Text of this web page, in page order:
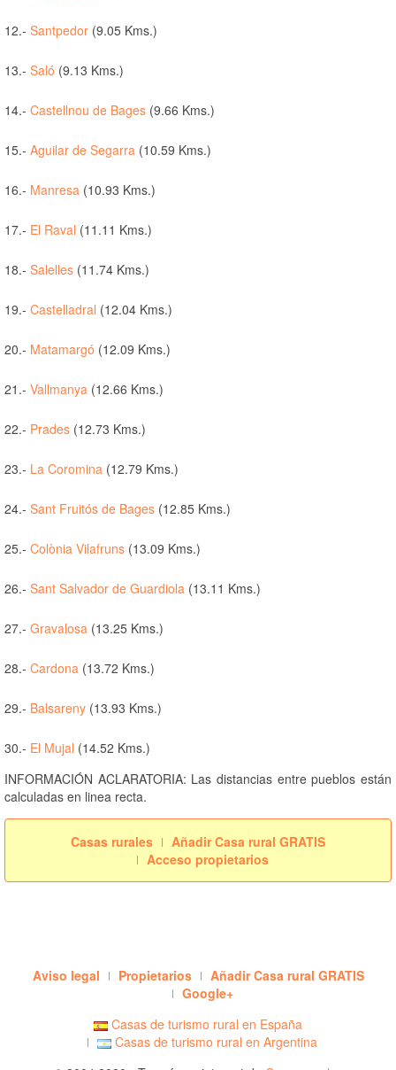
12.- Santpedor (9.05 Kms.)
13.- Saló (9.13 Kms.)
14.- Castellnou de Bages (9.66 Kms.)
15.- Aguilar de Segarra (10.59 Kms.)
16.- Manresa (10.93 Kms.)
17.- El Raval (11.11 Kms.)
18.- Salelles (11.74 Kms.)
19.- Castelladral (12.04 Kms.)
20.- Matamargó (12.09 Kms.)
21.- Vallmanya (12.66 Kms.)
22.- Prades (12.73 Kms.)
23.- La Coromina (12.79 Kms.)
24.- Sant Fruitós de Bages (12.85 Kms.)
25.- Colònia Vilafruns (13.09 Kms.)
26.- Sant Salvador de Guardiola (13.11 Kms.)
27.- Gravalosa (13.25 Kms.)
28.- Cardona (13.72 Kms.)
29.- Balsareny (13.93 Kms.)
30.- El Mujal (14.52 Kms.)
INFORMACIÓN ACLARATORIA: Las distancias entre pueblos están
calculadas en linea recta.
Casas rurales
Añadir Casa rural GRATIS
Acceso propietarios
Aviso legal Propietarios
Añadir Casa rural GRATIS
Google+
Casas de turismo rural en España
Casas de turismo rural en Argentina